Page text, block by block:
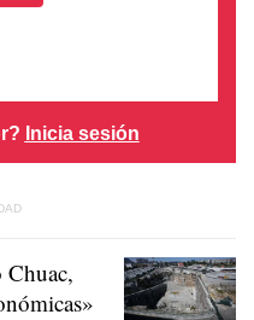
Inicia sesión